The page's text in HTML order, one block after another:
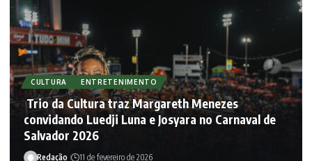
CULTURA ENTRETENIMENTO
Trio da Cultura traz Margareth Menezes
convidando Luedji Luna e Josyara no Carnaval de
Salvador 2026
Redação 11 de fevereiro de 2026